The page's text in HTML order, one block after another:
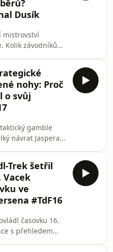
vývoj v
soutěži a všímá
uvnitř týmu
trable jeho
že závěrečné
Dusík
mistrovství
Kolik závodníků
Linda Botková a
Lurdes Glorii
který
zabírat atletky?
je komentátor
Michal Dusík.
nohy: Proč
o svůj
gamble
návrat Jaspera
v bodovací
sprinterů i
o únik. Co stálo
body, jak do
klasifikace a
nadcházejících
si p
Trek šetřil
Vacek
ve
#TdF16
časovku 16.
s přehledem